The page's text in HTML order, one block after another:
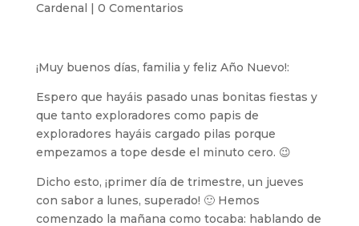
Cardenal | 0 Comentarios
¡Muy buenos días, familia y feliz Año Nuevo!:
Espero que hayáis pasado unas bonitas fiestas y
que tanto exploradores como papis de
exploradores hayáis cargado pilas porque
empezamos a tope desde el minuto cero. 😉
Dicho esto, ¡primer día de trimestre, un jueves
con sabor a lunes, superado! 🙂 Hemos
comenzado la mañana como tocaba: hablando de